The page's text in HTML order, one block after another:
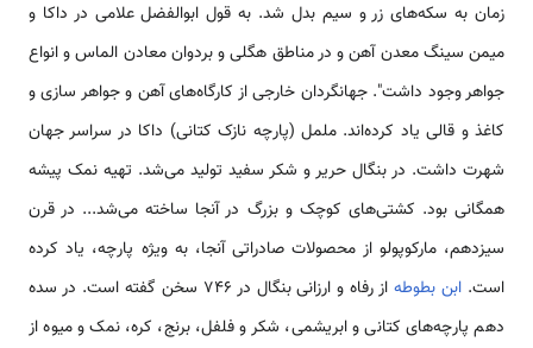
زمان به سکه‌های زر و سیم بدل شد. به قول ابوالفضل علامی‌ در داکا و
میمن سینگ معدن آهن و در مناطق هگلی و بردوان معادن الماس و انواع
جواهر وجود داشت". جهانگردان خارجی از کارگاه‌های آهن و جواهر سازی و
کاغذ و قالی یاد کرده‌اند. ململ (پارچه نازک کتانی) داکا در سراسر جهان
شهرت داشت. در بنگال حریر و شکر سفید تولید می‌شد. تهیه نمک پیشه
همگانی بود. کشتی‌های کوچک و بزرگ در آنجا ساخته می‌شد... در قرن
سیزدهم، مارکوپولو از محصولات صادراتی آنجا، به ویژه پارچه، یاد کرده
است. ابن بطوطه
از رفاه و ارزانی بنگال در 746 سخن گفته است. در سده
دهم پارچه‌های کتانی و ابریشمی، شکر و فلفل، برنج، کره، نمک و میوه از